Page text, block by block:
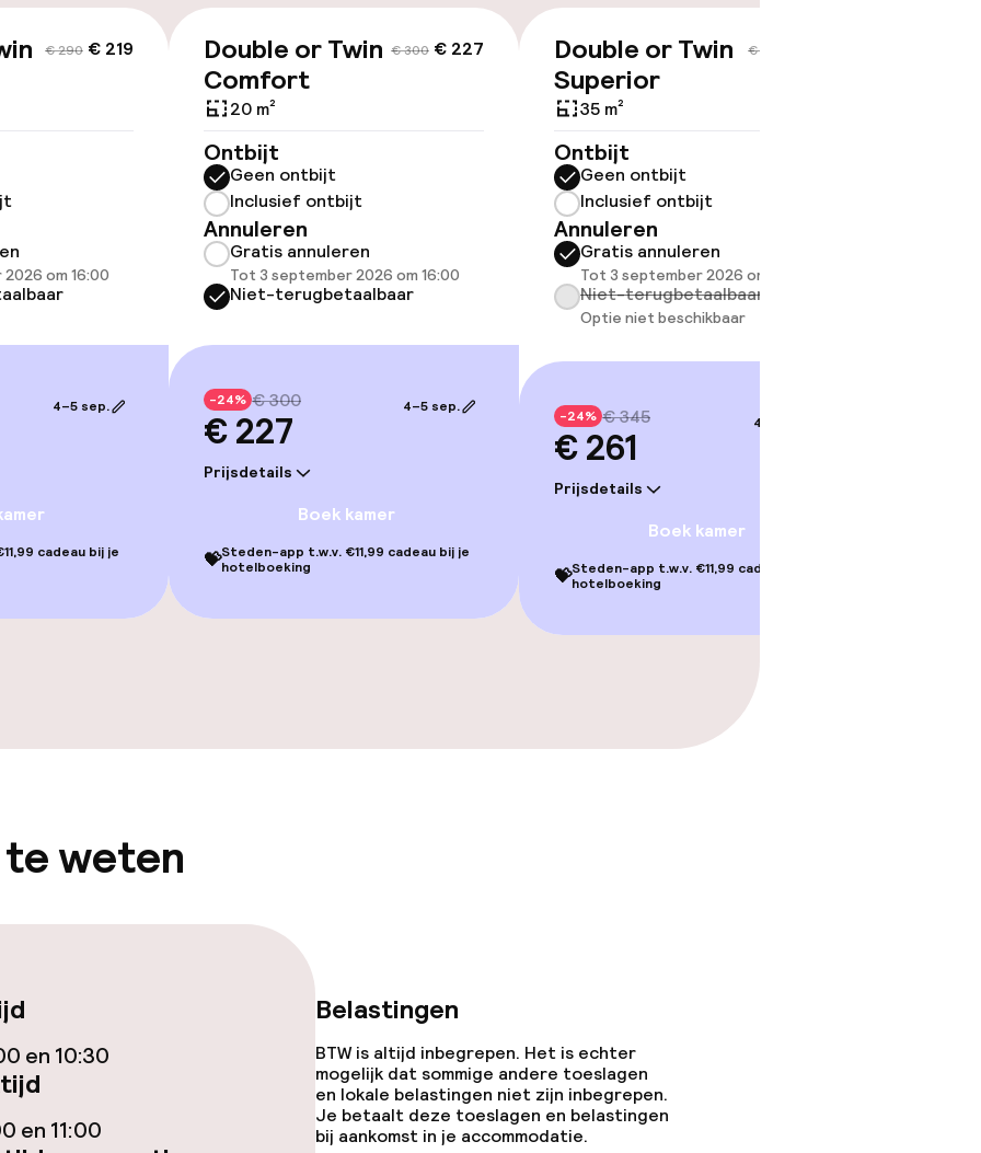
€ 290 € 219
om 16:00
4–5 sep.
cadeau bij je
€ 300 € 227
Double or Twin
Comfort
20 m²
Ontbijt
Geen ontbijt
Inclusief ontbijt
Annuleren
Gratis annuleren
Tot 3 september 2026 om 16:00
Niet-terugbetaalbaar
-24% € 300
€ 227
Prijsdetails
4–5 sep.
Boek kamer
💝Steden-app t.w.v. €11,99 cadeau bij je
hotelboeking
€ 345
Double or Twin
Superior
35 m²
Ontbijt
Geen ontbijt
Inclusief ontbijt
Annuleren
Gratis annuleren
Tot 3 september 2026 om 16:00
Niet-terugbetaalbaar
Optie niet beschikbaar
-24% € 345
€ 261
Prijsdetails
4–5 sep.
Boek kamer
💝Steden-app t.w.v. €11,99 cadeau bij je
hotelboeking
te weten
en 10:30
en 11:00
Belastingen
BTW is altijd inbegrepen. Het is echter
mogelijk dat sommige andere toeslagen
en lokale belastingen niet zijn inbegrepen.
Je betaalt deze toeslagen en belastingen
bij aankomst in je accommodatie.